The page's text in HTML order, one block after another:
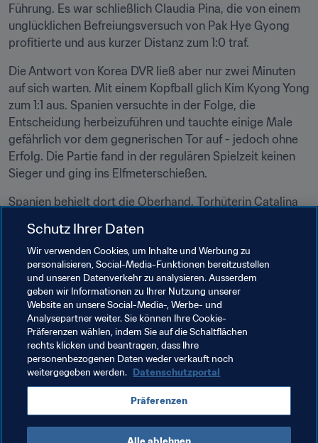
Führung. Es war schließlich Claudia Pina, die von einem
unglücklichen Befreiungsversuch von Pak Hye Gyong
profitierte und aus kurzer Distanz zum 1:0 traf.
Die Antwort von Korea DVR ließ aber nur zwei Minuten
auf sich warten. Mit einem Kopfball glich Kim Kyong Yong
zum 1:1 aus. Spanien versuchte in der Folge, die
Entscheidung herbeizuführen und tauchte einige Male
gefährlich vor dem gegnerischen Tor auf - jedoch ohne
Erfolg. Die Partie fand in der regulären Spielzeit keinen
Sieger und ging ins Elfmeterschießen.
Spanien behielt dort die Oberhand. Torhüterin Catalina
ihrem Team den Weg zum Erfolg. Nerea Nevado gelang
dann der entscheidende Treffer, der den Europameister
ins Halbfinale führte.
Spielerin des Spiels
Catalina Coll (Spanien)
Verwandte Themen
FIFA U-17-Frauen-Weltmeisterschaft Uruguay 2018
Schutz Ihrer Daten
Wir verwenden Cookies, um Inhalte und Werbung zu
personalisieren, Social-Media-Funktionen bereitzustellen
und unseren Datenverkehr zu analysieren. Ausserdem
geben wir Informationen zu Ihrer Nutzung unserer
Website an unsere Social-Media-, Werbe- und
Analysepartner weiter. Sie können Ihre Cookie-
Präferenzen wählen, indem Sie auf die Schaltflächen
rechts klicken und beantragen, dass Ihre
personenbezogenen Daten weder verkauft noch
weitergegeben werden. Datenschutzportal
Präferenzen